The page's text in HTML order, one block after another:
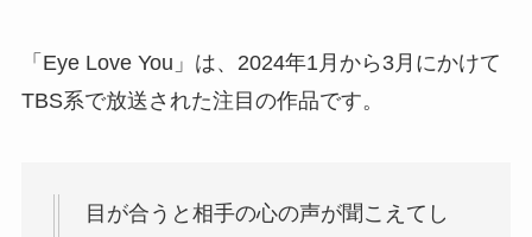
「Eye Love You」は、2024年1月から3月にかけて
TBS系で放送された注目の作品です。
目が合うと相手の心の声が聞こえてし